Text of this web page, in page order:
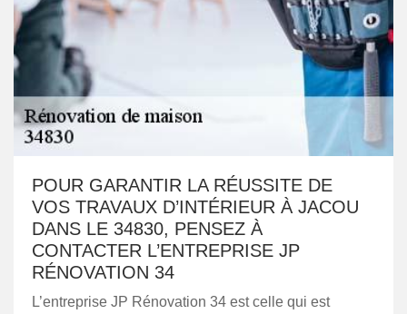
POUR GARANTIR LA RÉUSSITE DE
VOS TRAVAUX D’INTÉRIEUR À JACOU
DANS LE 34830, PENSEZ À
CONTACTER L’ENTREPRISE JP
RÉNOVATION 34
L’entreprise JP Rénovation 34 est celle qui est